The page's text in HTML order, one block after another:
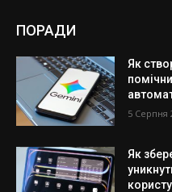
ПОРАДИ
Як
5 Серпня
Як